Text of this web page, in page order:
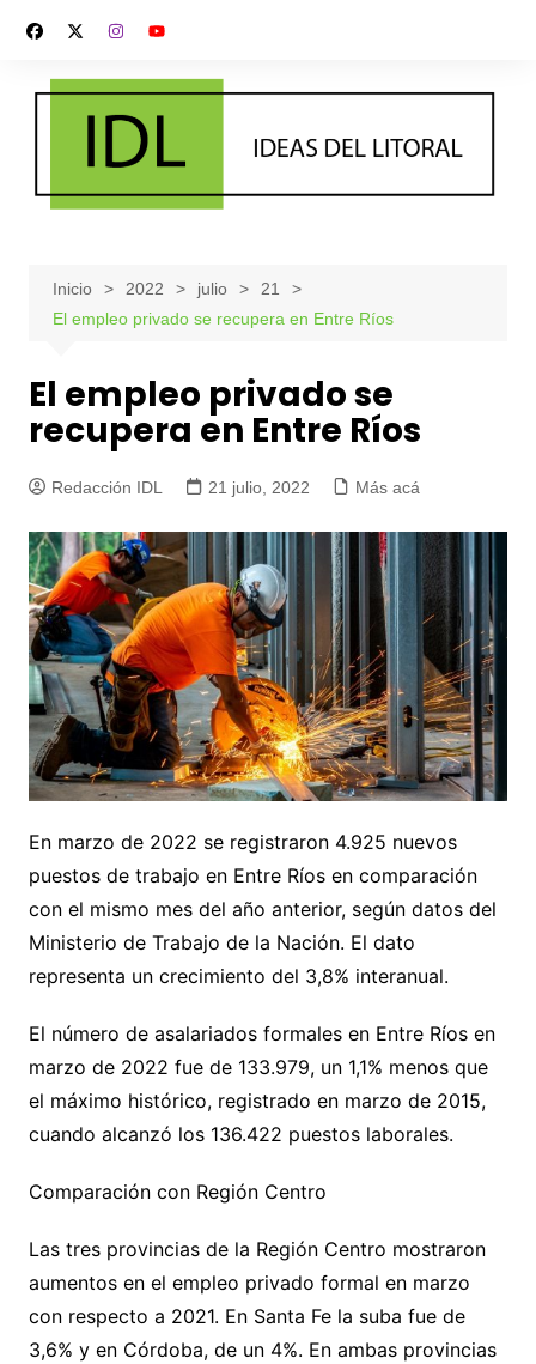
contenido
Inicio 2022 julio
21
El empleo privado se recupera en Entre Ríos
El empleo privado se
recupera en Entre Ríos
Redacción IDL 21 julio, 2022 Más acá
En marzo de 2022 se registraron 4.925 nuevos
puestos de trabajo en Entre Ríos en comparación
con el mismo mes del año anterior, según datos del
Ministerio de Trabajo de la Nación. El dato
representa un crecimiento del 3,8% interanual.
El número de asalariados formales en Entre Ríos en
marzo de 2022 fue de 133.979, un 1,1% menos que
el máximo histórico, registrado en marzo de 2015,
cuando alcanzó los 136.422 puestos laborales.
Comparación con Región Centro
Las tres provincias de la Región Centro mostraron
aumentos en el empleo privado formal en marzo
con respecto a 2021. En Santa Fe la suba fue de
3,6% y en Córdoba, de un 4%. En ambas provincias